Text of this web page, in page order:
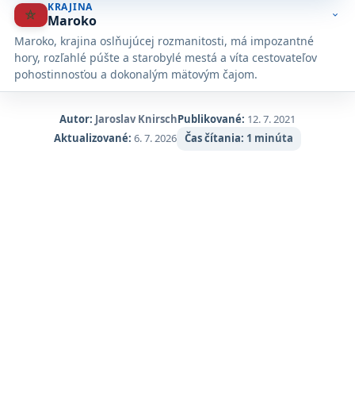
na
Google
Maps.
KRAJINA
Maroko
Maroko, krajina oslňujúcej rozmanitosti, má impozantné
hory, rozľahlé púšte a starobylé mestá a víta cestovateľov
pohostinnosťou a dokonalým mätovým čajom.
expand_more
Autor: Jaroslav KnirschPublikované: 12. 7. 2021
Aktualizované: 6. 7. 2026 Čas čítania: 1 minúta